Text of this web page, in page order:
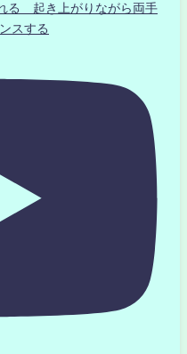
る 起き上がりながら両手
スする